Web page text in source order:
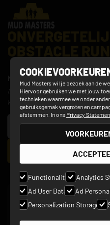
Mud Masters wil je bezoek aan de
Hiervoor gebruiken we met jouw
technieken waarmee we onder
gebruiksgemak vergroten en
afstemmen. In ons Privacy
Functionality Analytics
Ad User Data
Ad
Personalization Storage
NIEUWSBRIEF
Altijd als eerste op de
kortingsacties,
SOCIALS